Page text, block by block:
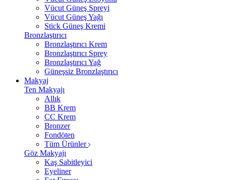
Vücut Güneş Spreyi
Vücut Güneş Yağı
Stick Güneş Kremi
Bronzlaştırıcı
Bronzlaştırıcı Krem
Bronzlaştırıcı Sprey
Bronzlaştırıcı Yağ
Güneşsiz Bronzlaştırıcı
Makyaj
Ten Makyajı
Allık
BB Krem
CC Krem
Bronzer
Fondöten
Tüm Ürünler
Göz Makyajı
Kaş Sabitleyici
Eyeliner